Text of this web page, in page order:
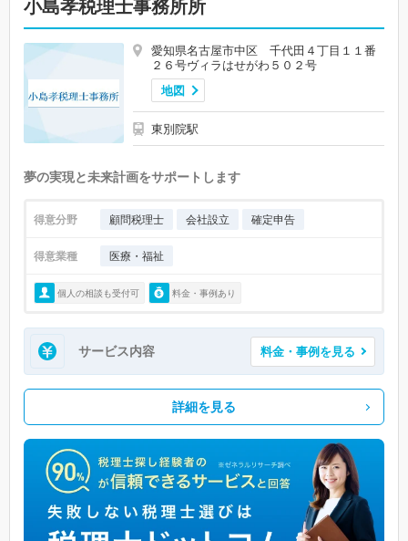
小島孝税理士事務所所
愛知県名古屋市中区 千代田４丁目１１番
２６号ヴィラはせがわ５０２号
地図
東別院駅
夢の実現と未来計画をサポートします
得意分野 顧問税理士 会社設立 確定申告
得意業種 医療・福祉
個人の相談も受付可 料金・事例あり
サービス内容 料金・事例を見る
詳細を見る